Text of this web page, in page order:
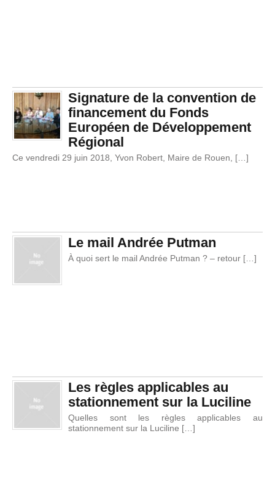
Signature de la convention de
financement du Fonds
Européen de Développement
Régional
Ce vendredi 29 juin 2018, Yvon Robert, Maire de Rouen, […]
Le mail Andrée Putman
À quoi sert le mail Andrée Putman ? – retour […]
Les règles applicables au
stationnement sur la Luciline
Quelles sont les règles applicables au
stationnement sur la Luciline […]